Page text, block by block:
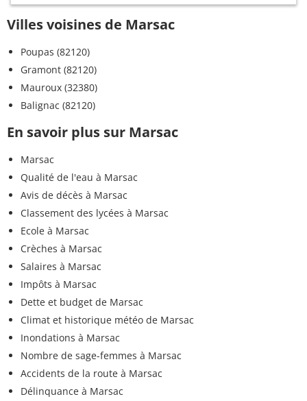
Villes voisines de Marsac
Poupas (82120)
Gramont (82120)
Mauroux (32380)
Balignac (82120)
En savoir plus sur Marsac
Marsac
Qualité de l'eau à Marsac
Avis de décès à Marsac
Classement des lycées à Marsac
Ecole à Marsac
Crèches à Marsac
Salaires à Marsac
Impôts à Marsac
Dette et budget de Marsac
Climat et historique météo de Marsac
Inondations à Marsac
Nombre de sage-femmes à Marsac
Accidents de la route à Marsac
Délinquance à Marsac